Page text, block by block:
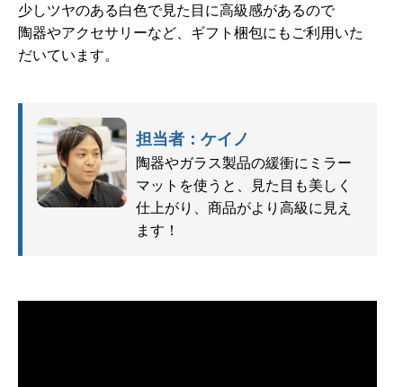
少しツヤのある白色で見た目に高級感があるので
陶器やアクセサリーなど、ギフト梱包にもご利用いた
だいています。
担当者：ケイノ
陶器やガラス製品の緩衝にミラー
マットを使うと、見た目も美しく
仕上がり、商品がより高級に見え
ます！